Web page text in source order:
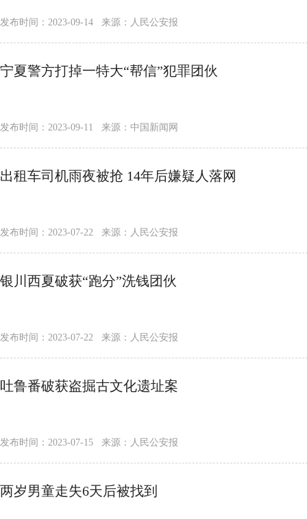
发布时间：2023-09-14 来源：人民公安报
宁夏警方打掉一特大“帮信”犯罪团伙
发布时间：2023-09-11 来源：中国新闻网
出租车司机雨夜被抢 14年后嫌疑人落网
发布时间：2023-07-22 来源：人民公安报
银川西夏破获“跑分”洗钱团伙
发布时间：2023-07-22 来源：人民公安报
吐鲁番破获盗掘古文化遗址案
发布时间：2023-07-15 来源：人民公安报
两岁男童走失6天后被找到